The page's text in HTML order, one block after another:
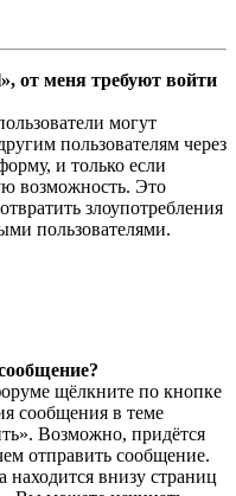
от меня требуют войти
могут
пользователям через
и только если
возможность. Это
злоупотребления
пользователями.
щёлкните по кнопке
сообщения в теме
Возможно, придётся
отправить сообщение.
внизу страниц